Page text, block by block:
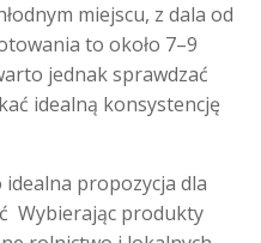
miejscu, z dala od
to około 7–9
jednak sprawdzać
idealną konsystencję
propozycja dla
Wybierając produkty